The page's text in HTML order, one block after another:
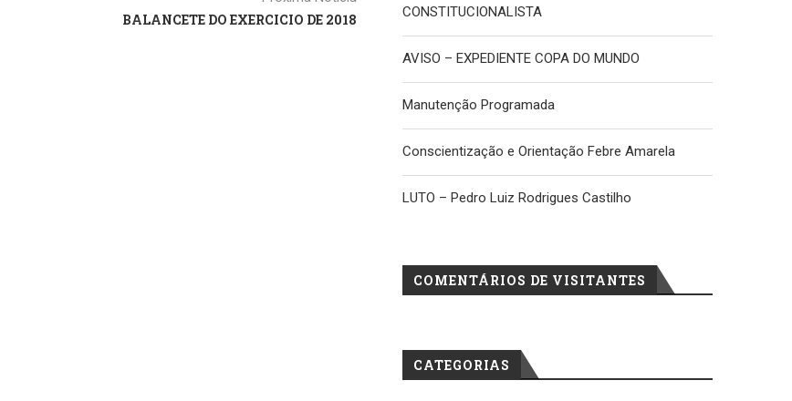
BALANCETE DO EXERCICIO DE 2018
CONSTITUCIONALISTA
AVISO – EXPEDIENTE COPA DO MUNDO
Manutenção Programada
Conscientização e Orientação Febre Amarela
LUTO – Pedro Luiz Rodrigues Castilho
COMENTÁRIOS DE VISITANTES
CATEGORIAS